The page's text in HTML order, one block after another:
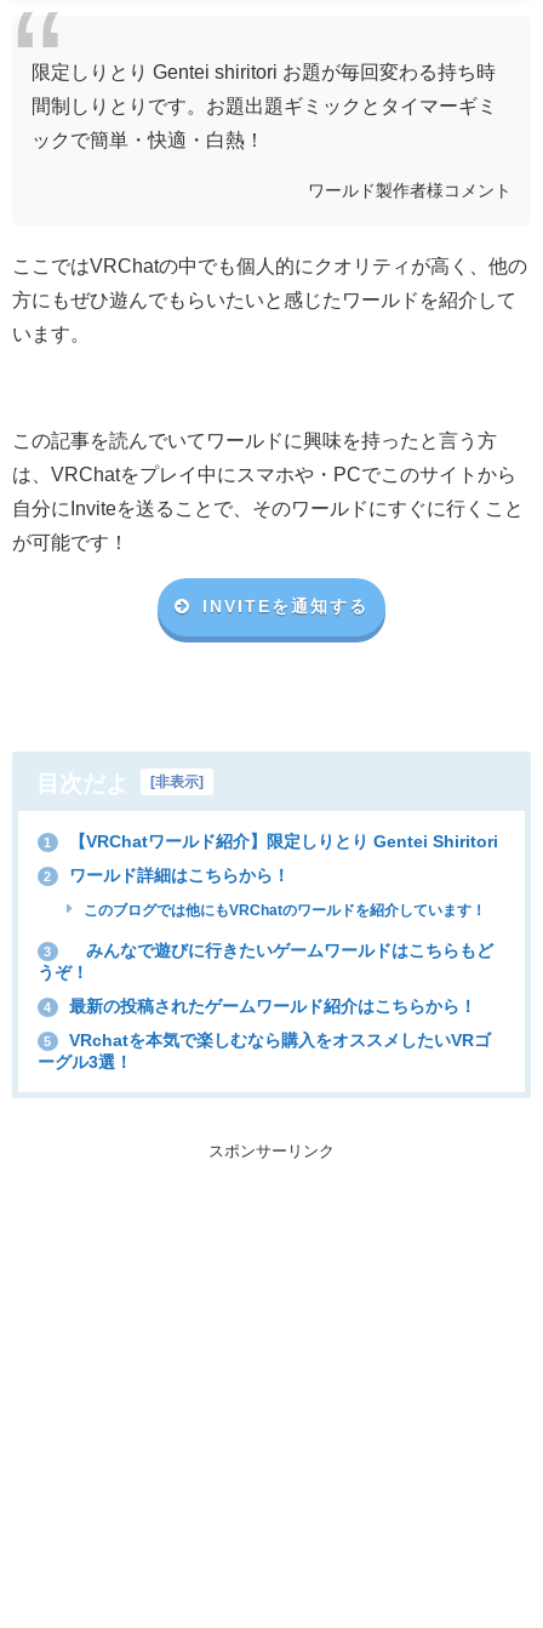
限定しりとり Gentei shiritori お題が毎回変わる持ち時
間制しりとりです。お題出題ギミックとタイマーギミ
ックで簡単・快適・白熱！
ワールド製作者様コメント
ここではVRChatの中でも個人的にクオリティが高く、他の
方にもぜひ遊んでもらいたいと感じたワールドを紹介して
います。
この記事を読んでいてワールドに興味を持ったと言う方
は、VRChatをプレイ中にスマホや・ PCでこのサイトから
自分に Inviteを送ることで、そのワールドにすぐに行くこと
が可能です！
INVITEを通知する
目次だよ [非表示]
1 【VRChatワールド紹介】限定しりとり Gentei Shiritori
2 ワールド詳細はこちらから！
このブログでは他にもVRChatのワールドを紹介しています！
3
みんなで遊びに行きたいゲームワールドはこちらもど
うぞ！
4 最新の投稿されたゲームワールド紹介はこちらから！
5
VRchatを本気で楽しむなら購入をオススメしたいVRゴ
ーグル3選！
スポンサーリンク